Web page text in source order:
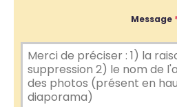
Message